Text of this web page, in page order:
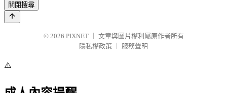
關閉搜尋
© 2026 PIXNET
文章與圖片權利屬原作者所有
隱私權政策
服務聲明
⚠️